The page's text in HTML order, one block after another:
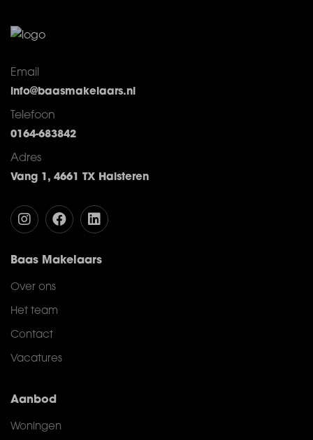
Email
info@baasmakelaars.nl
Telefoon
0164-683842
Adres
Vang 1, 4661 TX Halsteren
Baas Makelaars
Over ons
Het team
Contact
Vacatures
Aanbod
Woningen